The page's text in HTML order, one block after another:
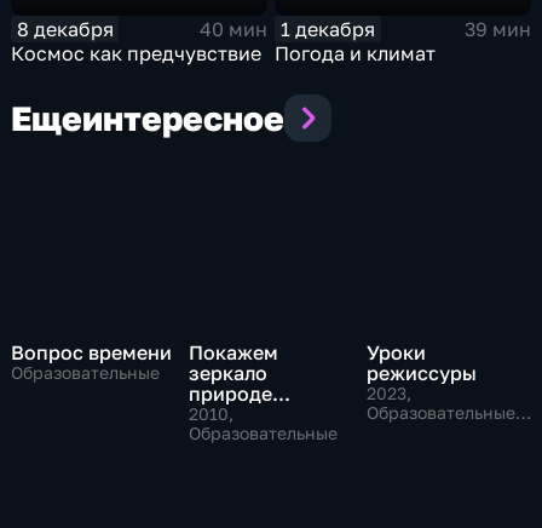
8 декабря
40 мин
Космос как предчувствие
1 декабря
39 мин
Погода и климат
Ещеинтересное
Вопрос времени
Образовательные
Покажем
зеркало
природе...
2010,
Образовательные
Уроки
режиссуры
2023,
Образовательные,